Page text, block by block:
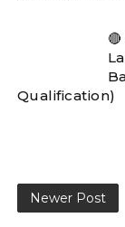
Qualification)
Newer Post